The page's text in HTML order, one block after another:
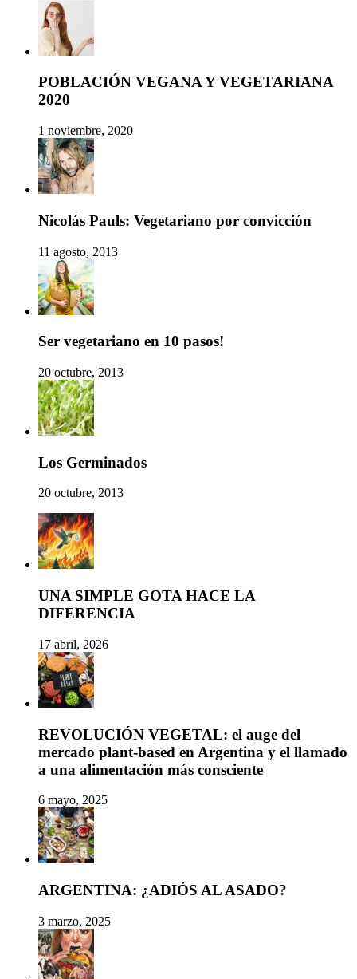
POBLACIÓN VEGANA Y VEGETARIANA
2020
1 noviembre, 2020
Nicolás Pauls: Vegetariano por convicción
11 agosto, 2013
Ser vegetariano en 10 pasos!
20 octubre, 2013
Los Germinados
20 octubre, 2013
UNA SIMPLE GOTA HACE LA
DIFERENCIA
17 abril, 2026
REVOLUCIÓN VEGETAL: el auge del
mercado plant-based en Argentina y el llamado
a una alimentación más consciente
6 mayo, 2025
ARGENTINA: ¿ADIÓS AL ASADO?
3 marzo, 2025